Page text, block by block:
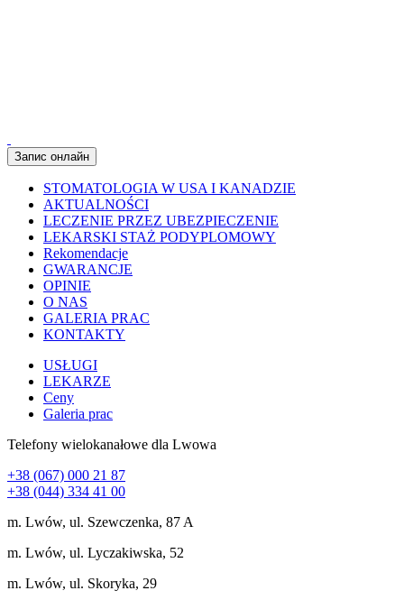
Запис онлайн
STOMATOLOGIA W USA I KANADZIE
AKTUALNOŚCI
LECZENIE PRZEZ UBEZPIECZENIE
LEKARSKI STAŻ PODYPLOMOWY
Rekomendacje
GWARANCJE
OPINIE
O NAS
GALERIA PRAC
KONTAKTY
USŁUGI
LEKARZE
Ceny
Galeria prac
Telefony wielokanałowe dla Lwowa
+38 (067) 000 21 87
+38 (044) 334 41 00
m. Lwów, ul. Szewczenka, 87 A
m. Lwów, ul. Lyczakiwska, 52
m. Lwów, ul. Skoryka, 29